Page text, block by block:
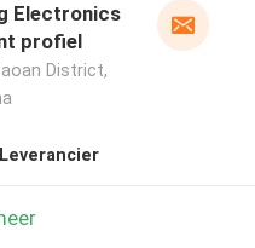
Electronics
profiel
District,